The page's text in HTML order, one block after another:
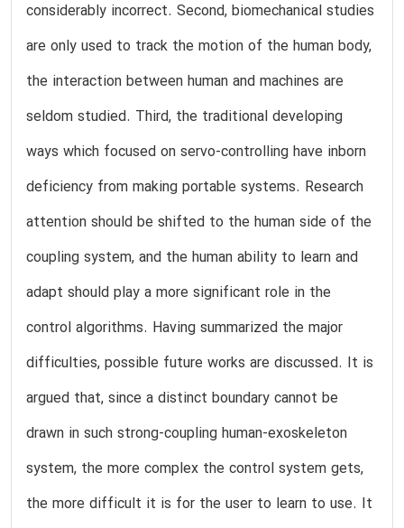
considerably incorrect. Second, biomechanical studies
are only used to track the motion of the human body,
the interaction between human and machines are
seldom studied. Third, the traditional developing
ways which focused on servo-controlling have inborn
deficiency from making portable systems. Research
attention should be shifted to the human side of the
coupling system, and the human ability to learn and
adapt should play a more significant role in the
control algorithms. Having summarized the major
difficulties, possible future works are discussed. It is
argued that, since a distinct boundary cannot be
drawn in such strong-coupling human-exoskeleton
system, the more complex the control system gets,
the more difficult it is for the user to learn to use. It